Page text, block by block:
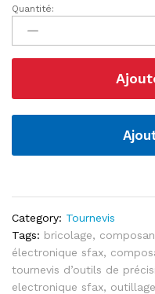
Kit
Tournevis
de
Précision
en
1
Quantité:
Category: Tournevis
Tags: bricolage,
électronique sfax,
tournevis d’outils de
electronique sfax, outillage